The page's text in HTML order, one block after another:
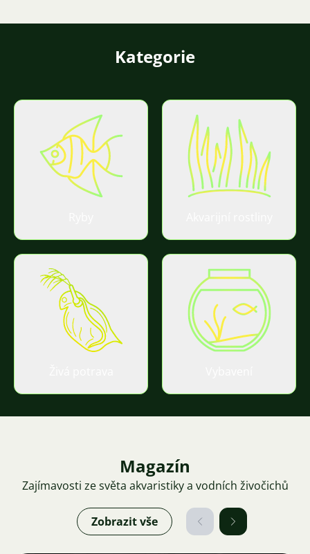
Kategorie
Magazín
Zajímavosti ze světa akvaristiky a vodních živočichů
Zobrazit vše